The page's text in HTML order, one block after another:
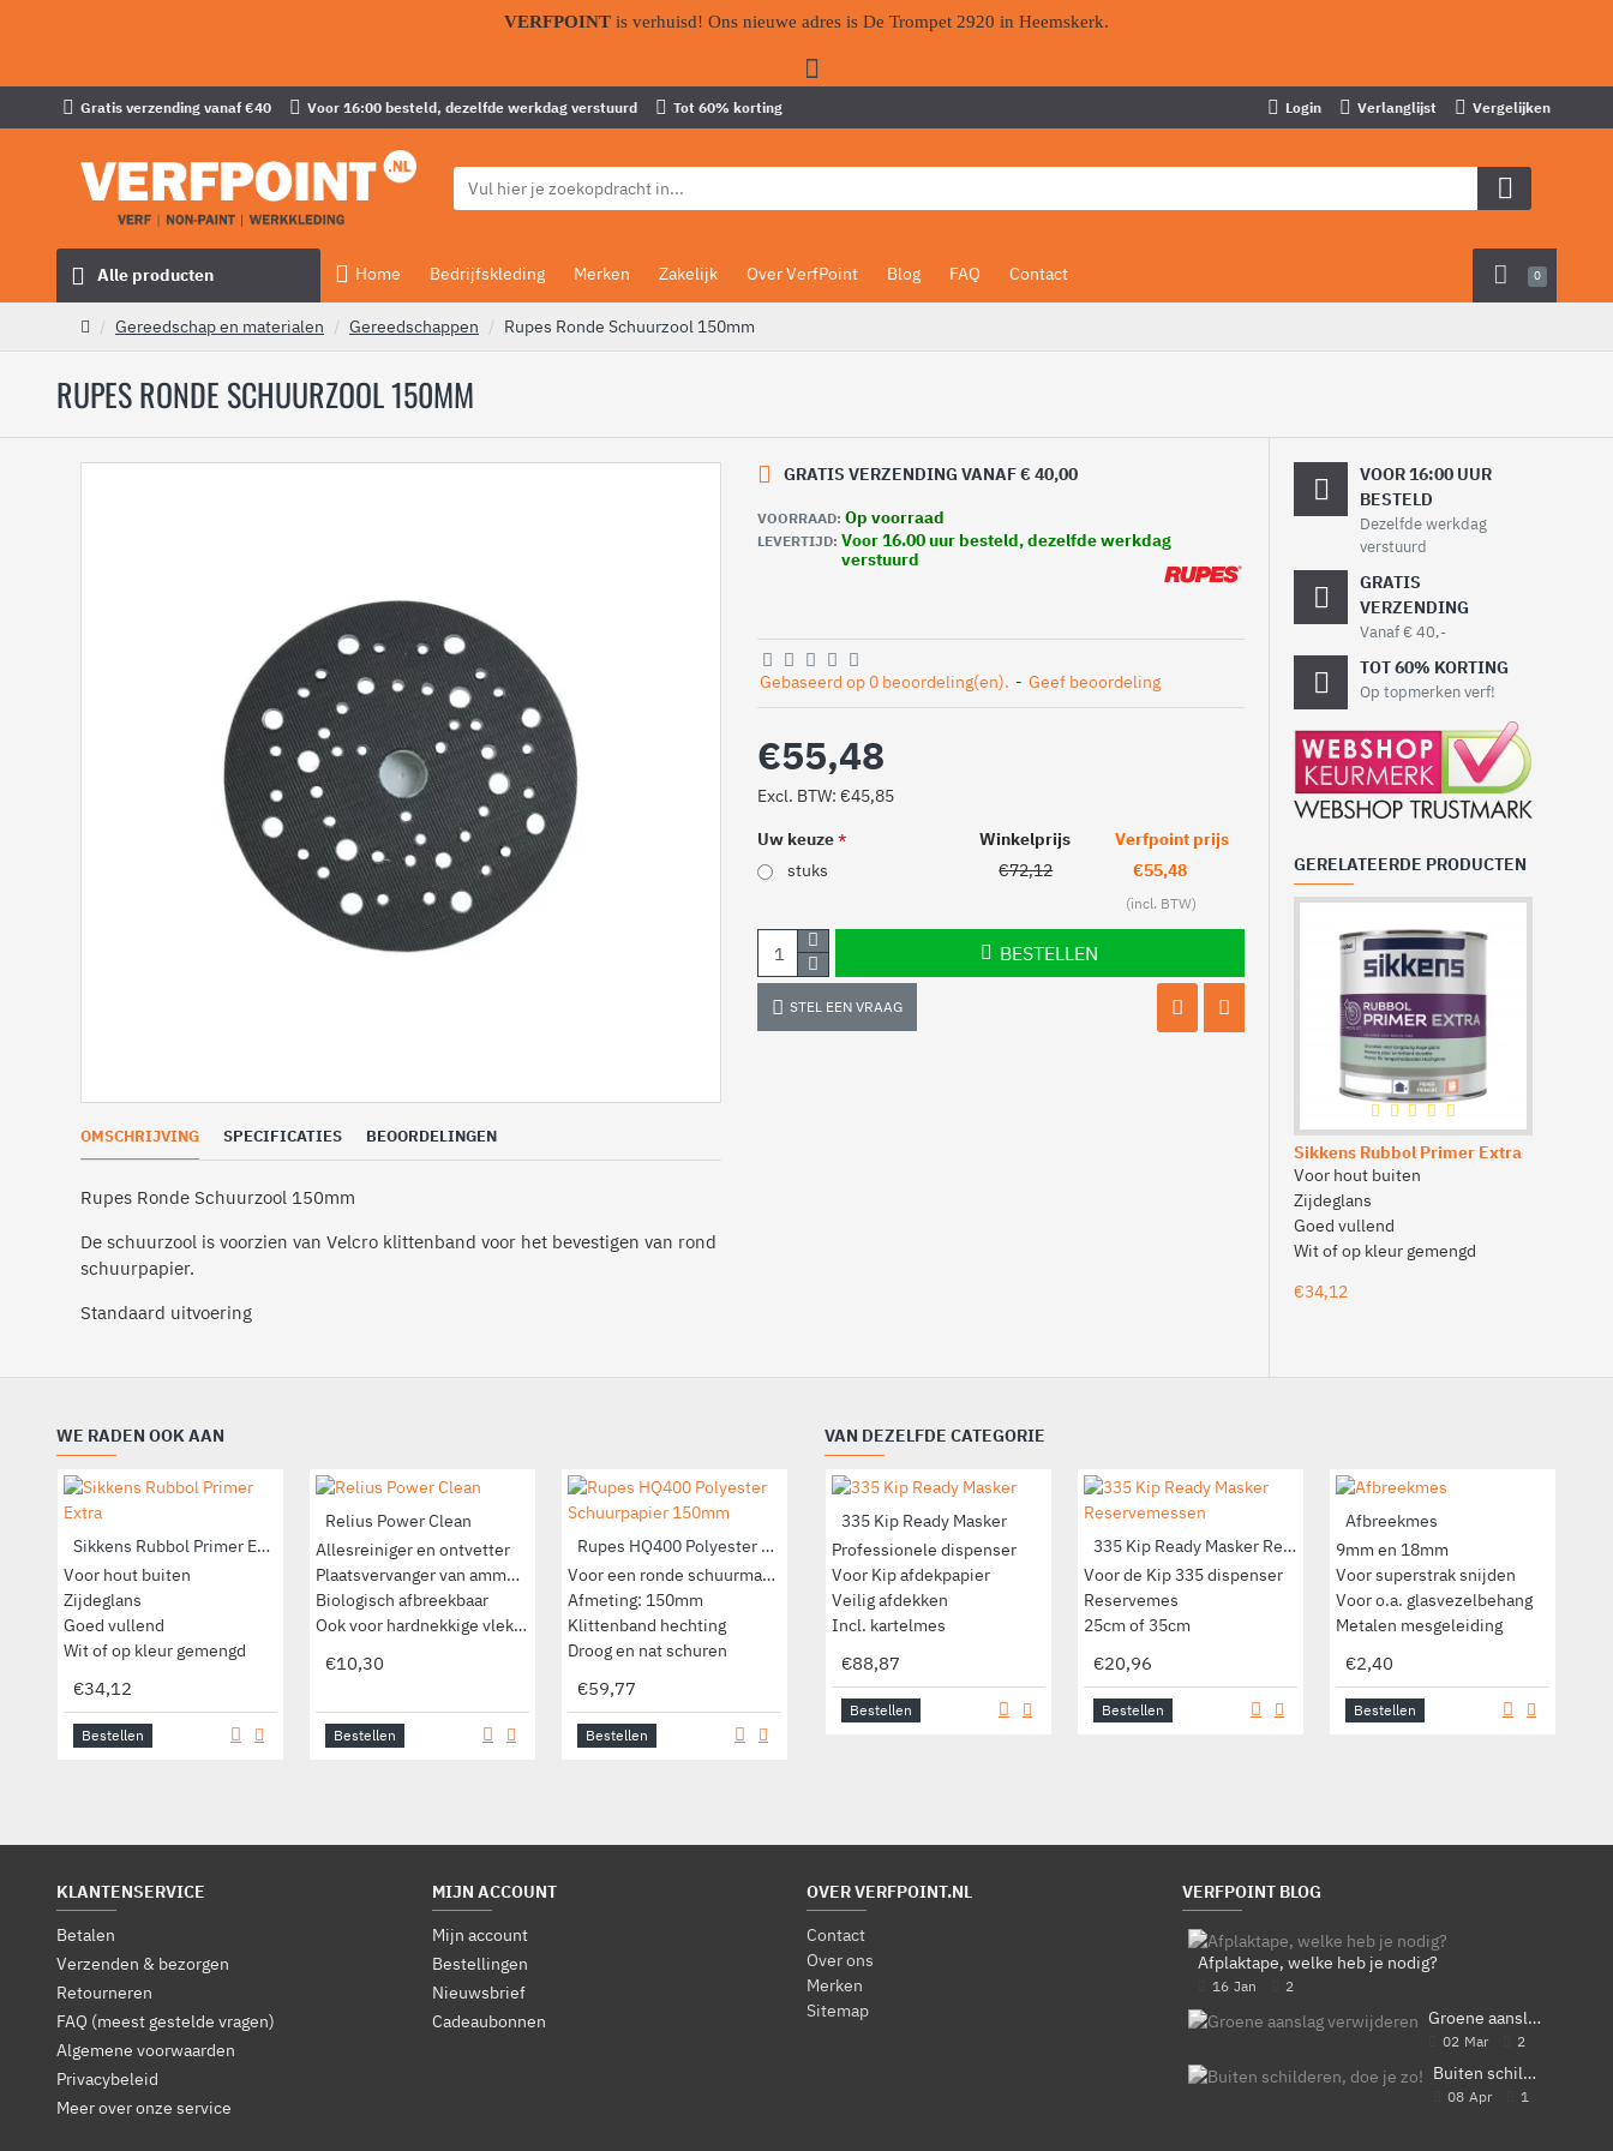
VERFPOINT is verhuisd! Ons nieuwe adres is De Trompet 2920 in Heemskerk.
Gratis verzending vanaf €40 Voor 16:00 besteld, dezelfde werkdag verstuurd Tot 60% korting Login Verlanglijst Vergelijken
Alle producten Home Bedrijfskleding Merken Zakelijk Over VerfPoint Blog FAQ Contact 0
Gereedschap en materialen Gereedschappen Rupes Ronde Schuurzool 150mm
RUPES RONDE SCHUURZOOL 150MM
OMSCHRIJVING SPECIFICATIES BEOORDELINGEN
Rupes Ronde Schuurzool 150mm
De schuurzool is voorzien van Velcro klittenband voor het bevestigen van rond
schuurpapier.
Standaard uitvoering
GRATIS VERZENDING VANAF € 40,00
VOORRAAD: Op voorraad
LEVERTIJD: Voor 16.00 uur besteld, dezelfde werkdag
verstuurd
Gebaseerd op 0 beoordeling(en). - Geef beoordeling
€55,48
Excl. BTW: €45,85
Uw keuze
Winkelprijs
Verfpoint prijs
€72,12
€55,48
stuks
BESTELLEN
STEL EEN VRAAG
VOOR 16:00 UUR
BESTELD
Dezelfde werkdag
verstuurd
GRATIS
VERZENDING
Vanaf € 40,-
TOT 60% KORTING
Op topmerken verf!
GERELATEERDE PRODUCTEN
Sikkens Rubbol Primer Extra
Voor hout buiten
Zijdeglans
Goed vullend
Wit of op kleur gemengd
€34,12
WE RADEN OOK AAN
Sikkens Rubbol Primer Extra
Voor hout buiten
Zijdeglans
Goed vullend
Wit of op kleur gemengd
€34,12
Bestellen
Relius Power Clean
Allesreiniger en ontvetter
Plaatsvervanger van ammonia
Biologisch afbreekbaar
Ook voor hardnekkige vlekken
€10,30
Bestellen
Rupes HQ400 Polyester Schuurpapier 150mm
Voor een ronde schuurmachine
Afmeting: 150mm
Klittenband hechting
Droog en nat schuren
€59,77
Bestellen
VAN DEZELFDE CATEGORIE
335 Kip Ready Masker
Professionele dispenser
Voor Kip afdekpapier
Veilig afdekken
Incl. kartelmes
€88,87
Bestellen
335 Kip Ready Masker Reservemessen
Voor de Kip 335 dispenser
Reservemes
25cm of 35cm
€20,96
Bestellen
Afbreekmes
9mm en 18mm
Voor superstrak snijden
Voor o.a. glasvezelbehang
Metalen mesgeleiding
€2,40
Bestellen
KLANTENSERVICE
Betalen
Verzenden & bezorgen
Retourneren
FAQ (meest gestelde vragen)
Algemene voorwaarden
Privacybeleid
Meer over onze service
MIJN ACCOUNT
Mijn account
Bestellingen
Nieuwsbrief
Cadeaubonnen
OVER VERFPOINT.NL
Contact
Over ons
Merken
Sitemap
VERFPOINT BLOG
Afplaktape, welke heb je nodig?
16 Jan 2
Groene aanslag verwijderen
02 Mar 2
Buiten schilderen, doe je zo!
08 Apr 1